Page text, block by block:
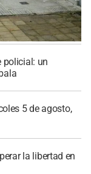
policial: un
5 de agosto,
la libertad en